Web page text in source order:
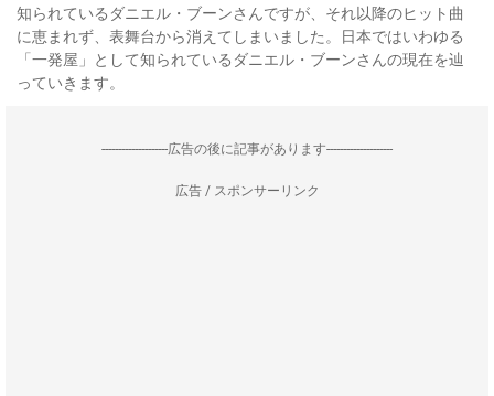
知られているダニエル・ブーンさんですが、それ以降のヒット曲
に恵まれず、表舞台から消えてしまいました。日本ではいわゆる
「一発屋」として知られているダニエル・ブーンさんの現在を辿
っていきます。
--------------------広告の後に記事があります--------------------
広告 / スポンサーリンク